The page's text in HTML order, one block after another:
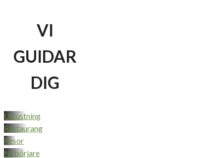
VI
GUIDAR
DIG
Utrustning
Restaurang
Resor
Nybörjare